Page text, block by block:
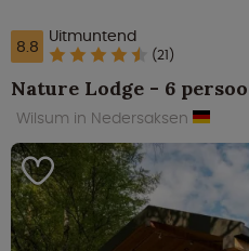
8.8 Uitmuntend
(21)
Nature Lodge - 6
Wilsum in Nedersaksen